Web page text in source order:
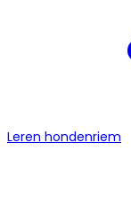
Leren hondenriem